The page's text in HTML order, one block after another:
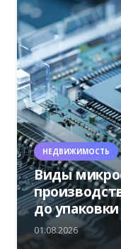
НЕДВИЖИМОСТЬ
Виды
до упаковки
01.08.2026